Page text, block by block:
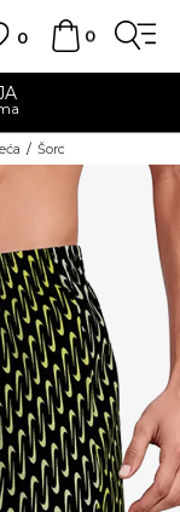
0
0
Šorc